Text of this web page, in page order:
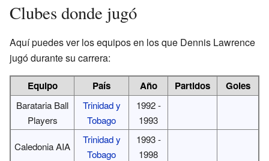
Clubes donde jugó
Aquí puedes ver los equipos en los que Dennis Lawrence
jugó durante su carrera:
Equipo País Año Partidos Goles
Barataria Ball
Players
Trinidad y
Tobago
1992 -
1993
Caledonia AIA
Trinidad y
Tobago
1993 -
1998